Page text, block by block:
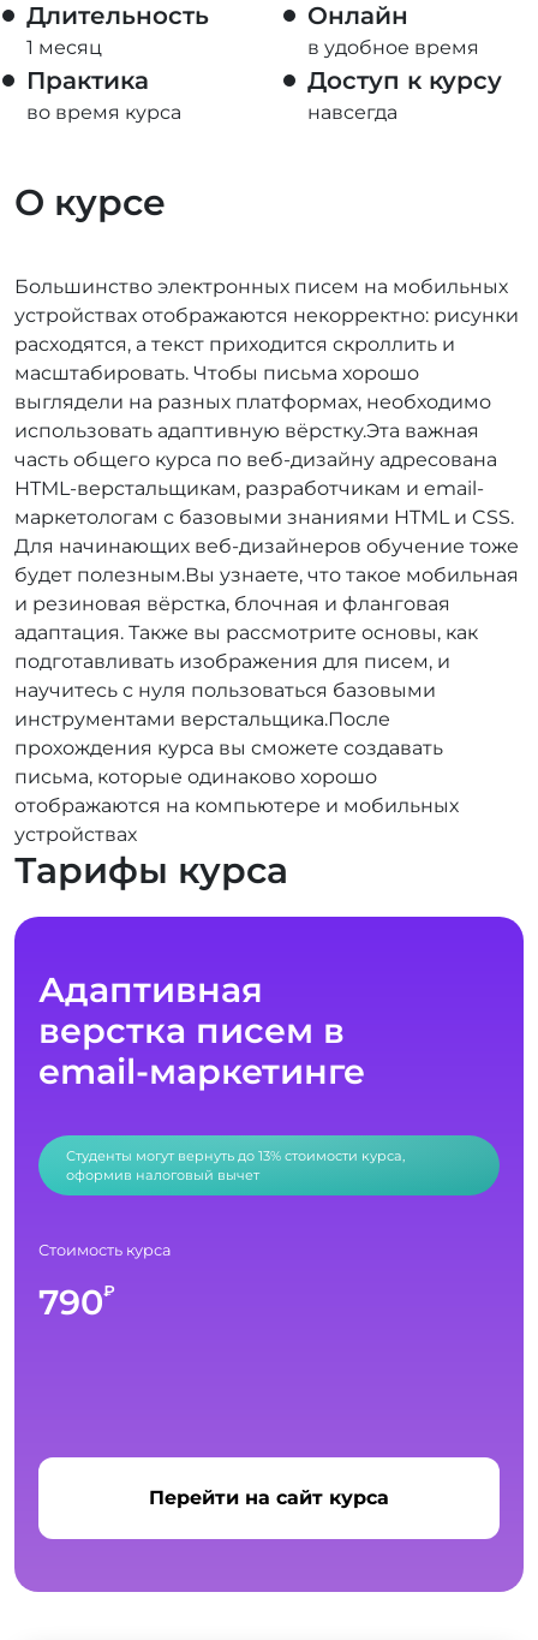
Длительность
1 месяц
Онлайн
в удобное время
Практика
во время курса
Доступ к курсу
навсегда
О курсе
Большинство электронных писем на мобильных
устройствах отображаются некорректно: рисунки
расходятся, а текст приходится скроллить и
масштабировать. Чтобы письма хорошо
выглядели на разных платформах, необходимо
использовать адаптивную вёрстку.Эта важная
часть общего курса по веб-дизайну адресована
HTML-верстальщикам, разработчикам и email-
маркетологам с базовыми знаниями HTML и CSS.
Для начинающих веб-дизайнеров обучение тоже
будет полезным.Вы узнаете, что такое мобильная
и резиновая вёрстка, блочная и фланговая
адаптация. Также вы рассмотрите основы, как
подготавливать изображения для писем, и
научитесь с нуля пользоваться базовыми
инструментами верстальщика.После
прохождения курса вы сможете создавать
письма, которые одинаково хорошо
отображаются на компьютере и мобильных
устройствах
Тарифы курса
Адаптивная
верстка писем в
email-маркетинге
Студенты могут вернуть до 13% стоимости курса,
оформив налоговый вычет
Стоимость курса
790₽
Перейти на сайт курса